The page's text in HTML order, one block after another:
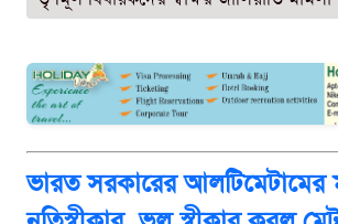
ভারত সরকারের আলটিমেটামের